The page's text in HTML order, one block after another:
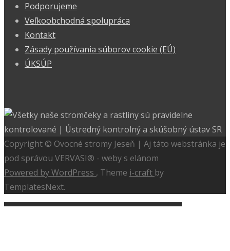
Podporujeme
Veľkoobchodná spolupráca
Kontakt
Zásady používania súborov cookie (EÚ)
ÚKSÚP
Copyright © Ovocné stromy Jeseň | Aj táto webstránka je
pod správou VERVASI® - weby s elánom
Powered by WordPress , Theme i-craft by
TemplatesNext.